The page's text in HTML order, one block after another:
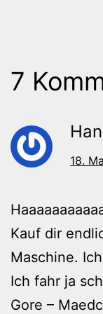
7
18.
Kauf dir
Maschine.
Ich fahr ja
Gore –